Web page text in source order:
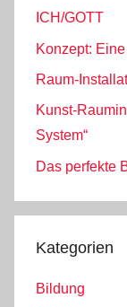
ICH/GOTT
Konzept:
Raum-
Kunst-
System“
Das perfekte
Kategorien
Bildung